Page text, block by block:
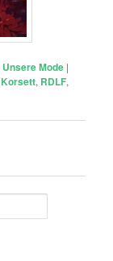
Unsere Mode |
Korsett, RDLF,